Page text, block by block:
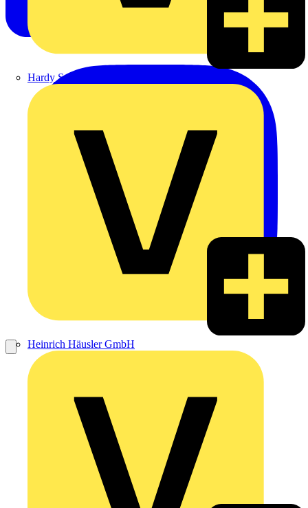
Hardy Schmitz
Heinrich Häusler GmbH